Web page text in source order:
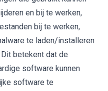
en bij te werken,
bij te werken,
te laden/installeren
betekent dat de
software kunnen
software te